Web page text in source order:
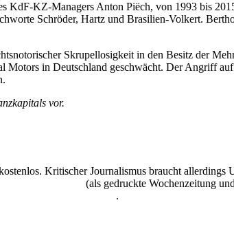
KdF-KZ-Managers Anton Piëch, von 1993 bis
Schröder, Hartz und Brasilien-Volkert.
Skrupellosigkeit in den Besitz der
Motors in Deutschland geschwächt. Der Angriff
vor.
Kritischer Journalismus braucht
(als gedruckte Wochenzeitung
.